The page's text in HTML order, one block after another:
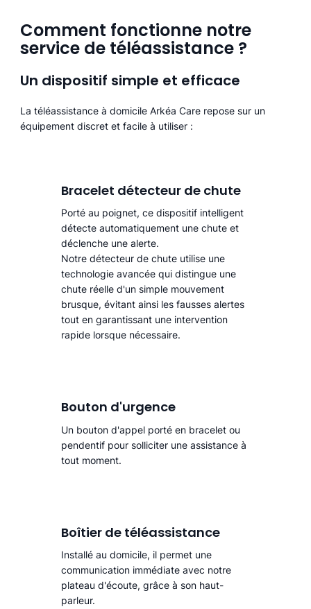
Comment fonctionne notre
service de téléassistance ?
Un dispositif simple et efficace
La téléassistance à domicile Arkéa Care repose sur un
équipement discret et facile à utiliser :
Bracelet détecteur de chute
Porté au poignet, ce dispositif intelligent
détecte automatiquement une chute et
déclenche une alerte.​
Notre détecteur de chute utilise une
technologie avancée qui distingue une
chute réelle d'un simple mouvement
brusque, évitant ainsi les fausses alertes
tout en garantissant une intervention
rapide lorsque nécessaire.
Bouton d'urgence
Un bouton d'appel porté en bracelet ou
pendentif pour solliciter une assistance à
tout moment.
Boîtier de téléassistance
Installé au domicile, il permet une
communication immédiate avec notre
plateau d'écoute, grâce à son haut-
parleur.